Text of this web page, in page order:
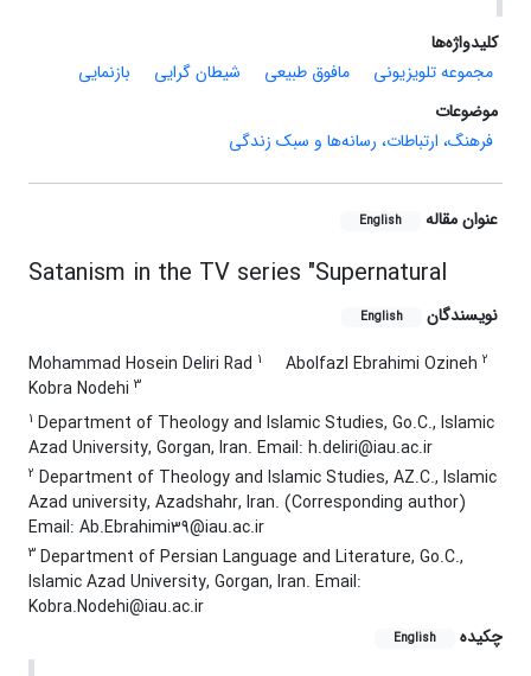
کلیدواژه‌ها
مجموعه تلویزیونی
مافوق طبیعی شیطان گرایی
بازنمایی
موضوعات
فرهنگ، ارتباطات، رسانه‌ها و سبک زندگی
عنوان مقاله English
Satanism in the TV series "Supernatural
نویسندگان English
Mohammad Hosein Deliri Rad 1 Abolfazl Ebrahimi Ozineh 2
Kobra Nodehi 3
1 Department of Theology and Islamic Studies, Go.C., Islamic
Azad University, Gorgan, Iran. Email: h.deliri@iau.ac.ir
2 Department of Theology and Islamic Studies, AZ.C., Islamic
Azad university, Azadshahr, Iran. (Corresponding author)
Email: Ab.Ebrahimi39@iau.ac.ir
3 Department of Persian Language and Literature, Go.C.,
Islamic Azad University, Gorgan, Iran. Email:
Kobra.Nodehi@iau.ac.ir
چکیده
English